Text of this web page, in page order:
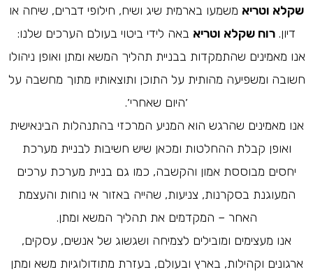
שקלא וטריא משמעו בארמית שיג ושיח, חילופי דברים, שיחה או
דיון. רוח שקלא וטריא באה לידי ביטוי בעולם הערכים שלנו:
אנו מאמינים שהתמקדות בבניית תהליך המשא ומתן ואופן ניהולו
חשובה ומשפיעה מהותית על התוכן ותוצאותיו מתוך מחשבה על
׳היום שאחרי׳.
אנו מאמינים שהרגש הוא המניע המרכזי בהתנהלות הבינאישית
ואופן קבלת ההחלטות ומכאן שיש חשיבות לבניית מערכת
יחסים מבוססת אמון והקשבה, כמו גם בניית מערכת ערכים
המעוגנת בסקרנות, צניעות, שהייה באזור אי נוחות והעצמת
האחר – המקדמים את תהליך המשא ומתן.
אנו מעצימים ומובילים לצמיחה ושגשוג של אנשים, עסקים,
ארגונים וקהילות, בארץ ובעולם, בעזרת מתודולוגיות משא ומתן